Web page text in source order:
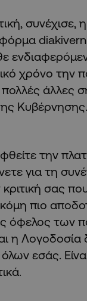
χρόνο την
άλλες
την
για τη
σας
πιο
όφελος των
η Λογοδοσία
εσάς.